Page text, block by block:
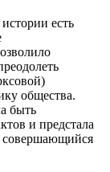
есть
общества.
быть
и предстала
совершающийся